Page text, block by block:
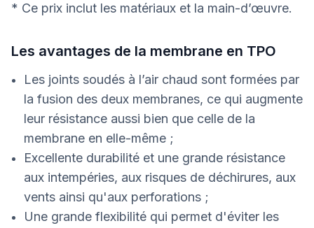
* Ce prix inclut les matériaux et la main-d’œuvre.
Les avantages de la membrane en TPO
Les joints soudés à l’air chaud sont formées par
la fusion des deux membranes, ce qui augmente
leur résistance aussi bien que celle de la
membrane en elle-même ;
Excellente durabilité et une grande résistance
aux intempéries, aux risques de déchirures, aux
vents ainsi qu'aux perforations ;
Une grande flexibilité qui permet d'éviter les